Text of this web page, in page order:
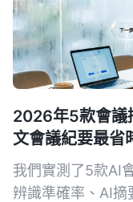
2026年5款會議
文會議紀要最省
我們實測了5款AI
辨識準確率、AI摘